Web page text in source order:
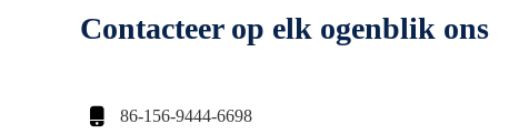
Contacteer op elk ogenblik ons
 86-156-9444-6698